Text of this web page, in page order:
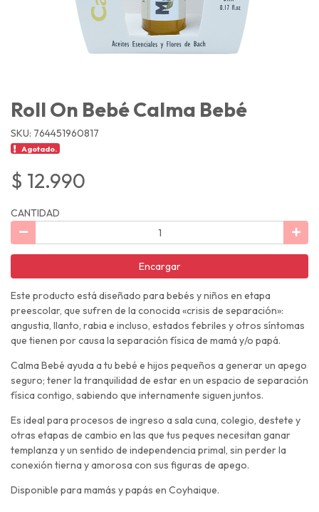
Roll On Bebé Calma Bebé
SKU: 764451960817
Agotado.
$ 12.990
CANTIDAD
Encargar
Este producto está diseñado para bebés y niños en etapa
preescolar, que sufren de la conocida «crisis de separación»:
angustia, llanto, rabia e incluso, estados febriles y otros síntomas
que tienen por causa la separación física de mamá y/o papá.
Calma Bebé ayuda a tu bebé e hijos pequeños a generar un apego
seguro; tener la tranquilidad de estar en un espacio de separación
física contigo, sabiendo que internamente siguen juntos.
Es ideal para procesos de ingreso a sala cuna, colegio, destete y
otras etapas de cambio en las que tus peques necesitan ganar
templanza y un sentido de independencia primal, sin perder la
conexión tierna y amorosa con sus figuras de apego.
Disponible para mamás y papás en Coyhaique.